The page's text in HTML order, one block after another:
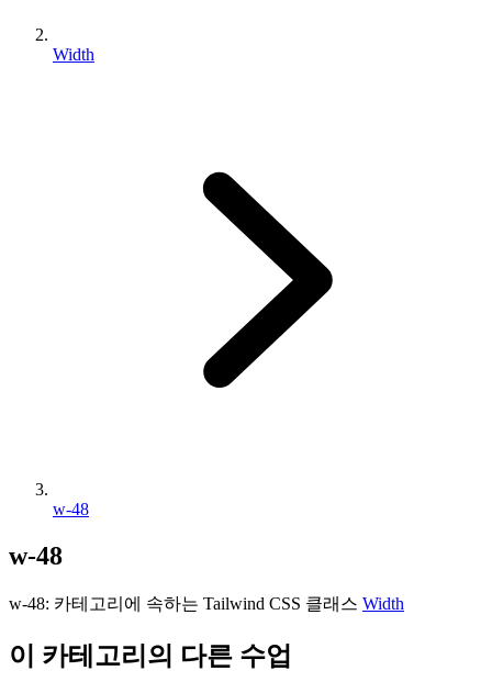
Width
w-48
w-48
w-48: 카테고리에 속하는 Tailwind CSS 클래스 Width
이 카테고리의 다른 수업